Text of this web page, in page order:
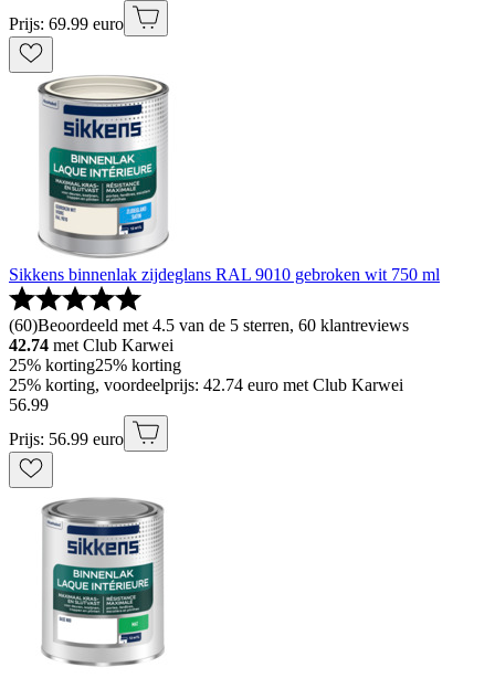
Prijs: 69.99 euro
Sikkens binnenlak zijdeglans RAL 9010 gebroken wit 750 ml
(60)Beoordeeld met 4.5 van de 5 sterren, 60 klantreviews
42.74 met Club Karwei
25% korting25% korting
25% korting, voordeelprijs: 42.74 euro met Club Karwei
56.99
Prijs: 56.99 euro